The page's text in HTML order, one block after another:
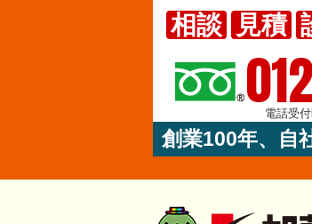
相談 見積
電話受
創業100年、自